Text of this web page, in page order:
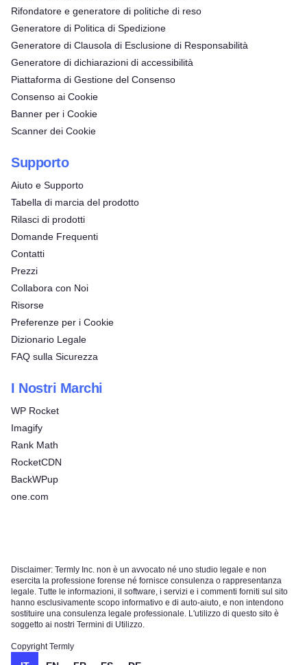
Rifondatore e generatore di politiche di reso
Generatore di Politica di Spedizione
Generatore di Clausola di Esclusione di Responsabilità
Generatore di dichiarazioni di accessibilità
Piattaforma di Gestione del Consenso
Consenso ai Cookie
Banner per i Cookie
Scanner dei Cookie
Supporto
Aiuto e Supporto
Tabella di marcia del prodotto
Rilasci di prodotti
Domande Frequenti
Contatti
Prezzi
Collabora con Noi
Risorse
Preferenze per i Cookie
Dizionario Legale
FAQ sulla Sicurezza
I Nostri Marchi
WP Rocket
Imagify
Rank Math
RocketCDN
BackWPup
one.com
Disclaimer: Termly Inc. non è un avvocato né uno studio legale e non
esercita la professione forense né fornisce consulenza o rappresentanza
legale. Tutte le informazioni, il software, i servizi e i commenti forniti sul sito
hanno esclusivamente scopo informativo e di auto-aiuto, e non intendono
sostituire una consulenza legale professionale. L'utilizzo di questo sito è
soggetto ai nostri Termini di Utilizzo.
Copyright Termly